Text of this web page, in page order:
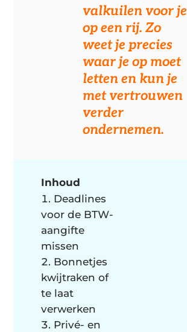
valkuilen voor je
op een rij. Zo
weet je precies
waar je op moet
letten en kun je
met vertrouwen
verder
ondernemen.
Inhoud
Deadlines
voor de BTW-
aangifte
missen
Bonnetjes
kwijtraken of
te laat
verwerken
Privé- en